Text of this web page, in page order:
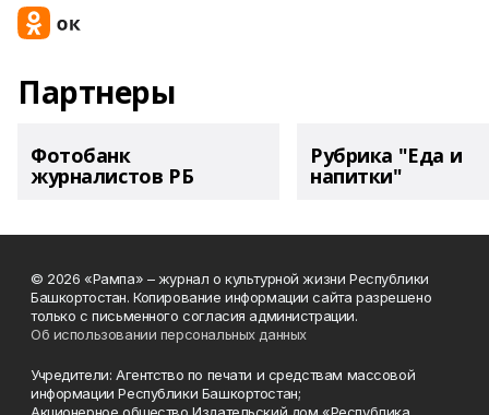
Партнеры
Фотобанк
журналистов РБ
Рубрика "Еда и
напитки"
© 2026 «Рампа» – журнал о культурной жизни Республики
Башкортостан. Копирование информации сайта разрешено
только с письменного согласия администрации.
Об использовании персональных данных
Учредители: Агентство по печати и средствам массовой
информации Республики Башкортостан;